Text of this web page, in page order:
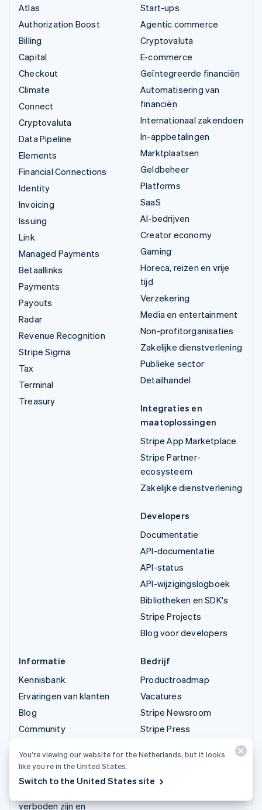
Atlas
Authorization Boost
Billing
Capital
Checkout
Climate
Connect
Cryptovaluta
Data Pipeline
Elements
Financial Connections
Identity
Invoicing
Issuing
Link
Managed Payments
Betaallinks
Payments
Payouts
Radar
Revenue Recognition
Stripe Sigma
Tax
Terminal
Treasury
Start-ups
Agentic commerce
Cryptovaluta
E-commerce
Geïntegreerde financiën
Automatisering van
financiën
Internationaal zakendoen
In-appbetalingen
Marktplaatsen
Geldbeheer
Platforms
SaaS
AI-bedrijven
Creator economy
Gaming
Horeca, reizen en vrije
tijd
Verzekering
Media en entertainment
Non-profitorganisaties
Zakelijke dienstverlening
Publieke sector
Detailhandel
Integraties en
maatoplossingen
Stripe App Marketplace
Stripe Partner-
ecosysteem
Zakelijke dienstverlening
Developers
Documentatie
API-documentatie
API-status
API-wijzigingslogboek
Bibliotheken en SDK's
Stripe Projects
Blog voor developers
Informatie
Kennisbank
Ervaringen van klanten
Blog
Community
Sessions
Privacy en voorwaarden
verboden zijn en
Bedrijf
Productroadmap
Vacatures
Stripe Newsroom
Stripe Press
You’re viewing our website for the Netherlands, but it looks
like you’re in the United States.
Switch to the United States site